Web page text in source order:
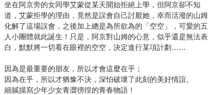
坐在阿京旁的女同學艾蒙從某天開始拒絕上學，但阿京卻不知
道，艾蒙拒學的理由，竟然是誤會自己討厭她，幸而活潑的山姆
化解了這場誤會，之後加上總是為所欲為的「空空」，可愛的五
人小團體就此誕生！只是，阿京對山姆的心意，似乎還是無法表
白，默默將一切看在眼裡的空空，決定進行某項計劃……
因為是最重要的朋友，所以才會這麼在乎；
因為在乎，所以才猶豫不決，深怕破壞了此刻的美好情誼。
細膩描寫少年少女青澀徬徨的青春物語！